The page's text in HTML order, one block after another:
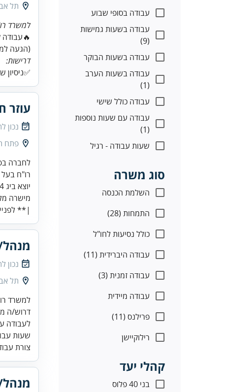
עבודה בסופי שבוע
עבודה בשעות גמישות
(9)
עבודה בשעות הבוקר
עבודה בשעות הערב
(1)
עבודה כולל שישי
עבודה עם שעות נוספות
(1)
שעות עבודה - רגיל
סוג משרה
השלמת הכנסה
התמחות (28)
כולל נסיעות לחו"ל
עבודה היברידית (11)
עבודה זמנית (3)
עבודה מיידית
פרילנס (11)
רילוקיישן
קהלי יעד
בני 40 פלוס
תל
למשרד
(הגעה
דרישות:
✅ניסיון של 5 שנים לפחות
עוזר
נכון
פתח
|**
נכון
תל
שעות
צורת